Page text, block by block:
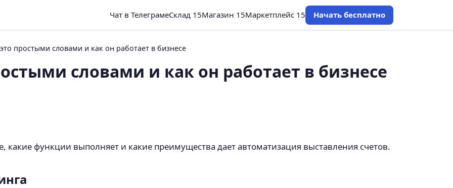
Чат в ТелеграмеСклад 15Магазин 15Маркетплейс 15 Начать бесплатно
простыми словами и как он работает в бизнесе
словами и как он работает в бизнесе
какие функции выполняет и какие преимущества дает автоматизация выставления счетов.